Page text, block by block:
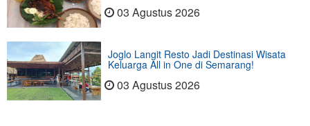
03 Agustus 2026
Joglo Langit Resto Jadi Destinasi Wisata
Keluarga All in One di Semarang!
03 Agustus 2026